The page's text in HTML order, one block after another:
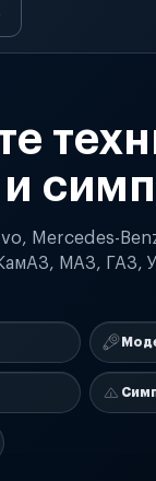
Mercedes-
МАЗ, ГАЗ,